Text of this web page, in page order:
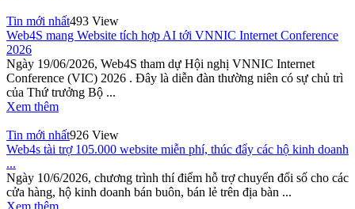
Tin mới nhất493 View
Web4S mang Website tích hợp AI tới VNNIC Internet Conference
2026
Ngày 19/06/2026, Web4S tham dự Hội nghị VNNIC Internet
Conference (VIC) 2026 . Đây là diễn đàn thường niên có sự chủ trì
của Thứ trưởng Bộ ...
Xem thêm
Tin mới nhất926 View
Web4s tài trợ 105.000 website miễn phí, thúc đẩy các hộ kinh doanh
...
Ngày 10/6/2026, chương trình thí điểm hỗ trợ chuyển đổi số cho các
cửa hàng, hộ kinh doanh bán buôn, bán lẻ trên địa bàn ...
Xem thêm